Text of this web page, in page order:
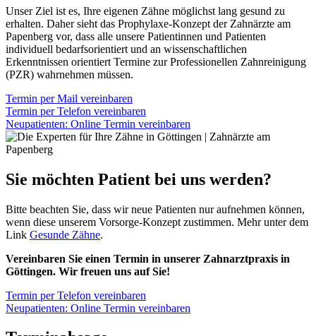
Unser Ziel ist es, Ihre eigenen Zähne möglichst lang gesund zu
erhalten. Daher sieht das Prophylaxe-Konzept der Zahnärzte am
Papenberg vor, dass alle unsere Patientinnen und Patienten
individuell bedarfsorientiert und an wissenschaftlichen
Erkenntnissen orientiert Termine zur Professionellen Zahnreinigung
(PZR) wahrnehmen müssen.
Termin per Mail vereinbaren
Termin per Telefon vereinbaren
Neupatienten: Online Termin vereinbaren
Sie möchten Patient bei uns werden?
Bitte beachten Sie, dass wir neue Patienten nur aufnehmen können,
wenn diese unserem Vorsorge-Konzept zustimmen. Mehr unter dem
Link Gesunde Zähne.
Vereinbaren Sie einen Termin in unserer Zahnarztpraxis in
Göttingen. Wir freuen uns auf Sie!
Termin per Telefon vereinbaren
Neupatienten: Online Termin vereinbaren